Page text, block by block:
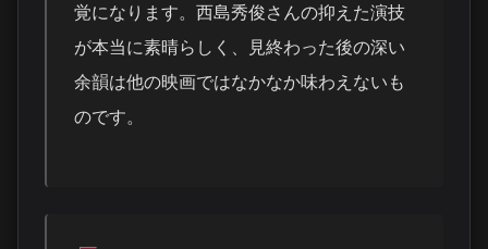
覚になります。西島秀俊さんの抑えた演技
が本当に素晴らしく、見終わった後の深い
余韻は他の映画ではなかなか味わえないも
のです。